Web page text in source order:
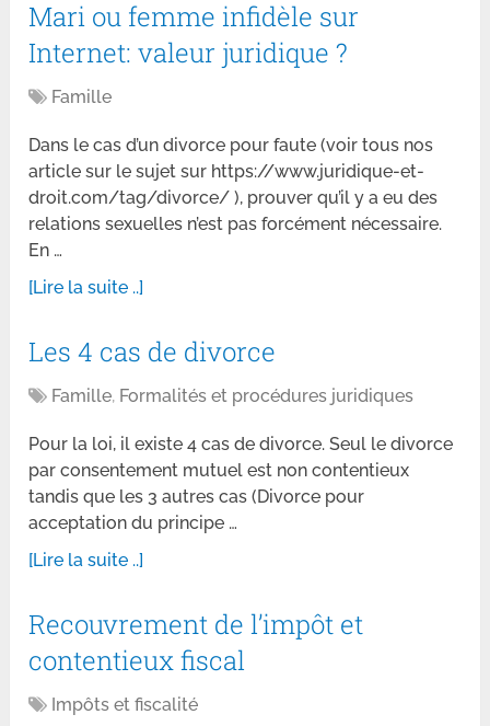
Mari ou femme infidèle sur
Internet: valeur juridique ?
Famille
Dans le cas d’un divorce pour faute (voir tous nos
article sur le sujet sur https://www.juridique-et-
droit.com/tag/divorce/ ), prouver qu’il y a eu des
relations sexuelles n’est pas forcément nécessaire.
En …
[Lire la suite ..]
Les 4 cas de divorce
Famille, Formalités et procédures juridiques
Pour la loi, il existe 4 cas de divorce. Seul le divorce
par consentement mutuel est non contentieux
tandis que les 3 autres cas (Divorce pour
acceptation du principe …
[Lire la suite ..]
Recouvrement de l’impôt et
contentieux fiscal
Impôts et fiscalité